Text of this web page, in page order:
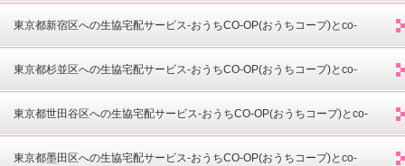
opdeli(コープデリ)-
東京都新宿区への生協宅配サービス-おうちCO-OP(おうちコープ)とco-
opdeli(コープデリ)-
東京都杉並区への生協宅配サービス-おうちCO-OP(おうちコープ)とco-
opdeli(コープデリ)-
東京都世田谷区への生協宅配サービス-おうちCO-OP(おうちコープ)とco-
opdeli(コープデリ)-
東京都墨田区への生協宅配サービス-おうちCO-OP(おうちコープ)とco-